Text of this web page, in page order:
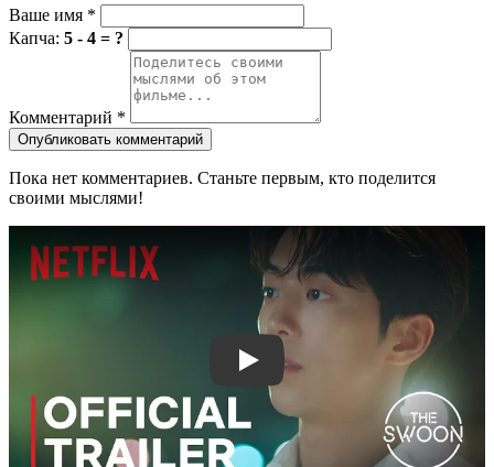
Ваше имя *
Капча: 5 - 4 = ?
Комментарий *
Опубликовать комментарий
Пока нет комментариев. Станьте первым, кто поделится
своими мыслями!
Смотреть трейлер